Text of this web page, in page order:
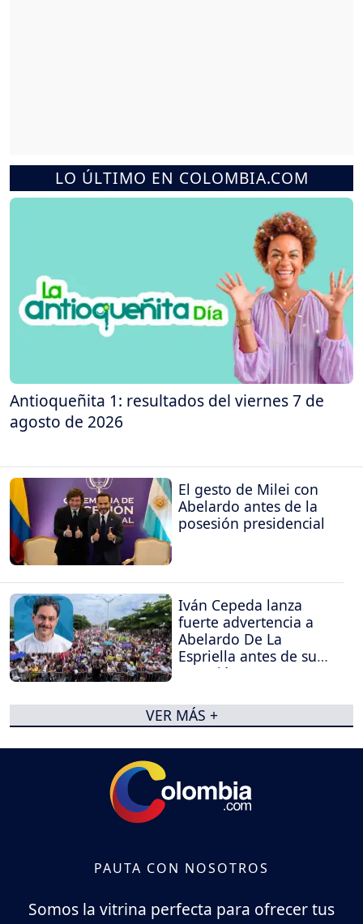
LO ÚLTIMO EN COLOMBIA.COM
Antioqueñita 1: resultados del viernes 7 de
agosto de 2026
El gesto de Milei con
Abelardo antes de la
posesión presidencial
Iván Cepeda lanza
fuerte advertencia a
Abelardo De La
Espriella antes de su
posesión
VER MÁS +
PAUTA CON NOSOTROS
Somos la vitrina perfecta para ofrecer tus